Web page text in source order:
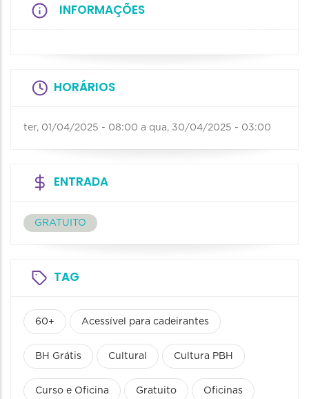
INFORMAÇÕES
HORÁRIOS
ter, 01/04/2025 - 08:00 a qua, 30/04/2025 - 03:00
ENTRADA
GRATUITO
TAG
60+ Acessível para cadeirantes
BH Grátis Cultural Cultura PBH
Curso e Oficina Gratuito Oficinas